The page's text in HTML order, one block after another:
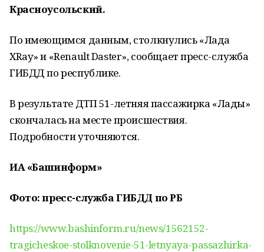
Красноусольский.
По имеющимся данным, столкнулись «Лада
ХRay» и «Renault Daster», сообщает пресс-служба
ГИБДД по республике.
В результате ДТП 51-летняя пассажирка «Лады»
скончалась на месте происшествия.
Подробности уточняются.
ИА «Башинформ»
Фото: пресс-служба ГИБДД по РБ
https://www.bashinform.ru/news/1562152-
tragicheskoe-stolknovenie-51-letnyaya-passazhirka-